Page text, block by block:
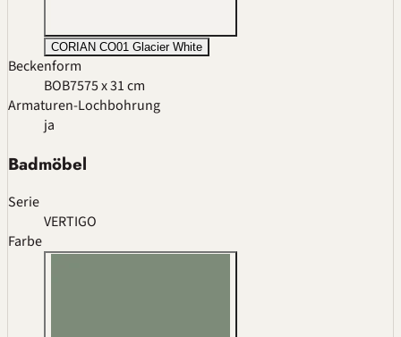
CORIAN CO01 Glacier White
Beckenform
BOB7575 x 31 cm
Armaturen-Lochbohrung
ja
Badmöbel
Serie
VERTIGO
Farbe